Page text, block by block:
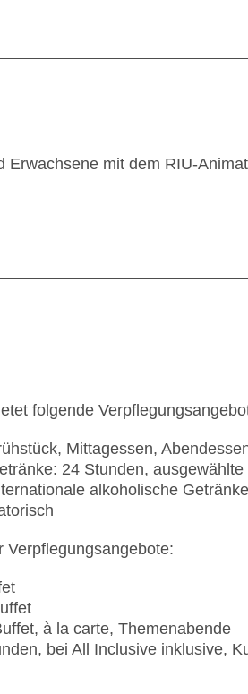
mit dem RIU-
folgende
Mittagessen,
24 Stunden,
alkoholische
Verpflegungsangebote:
à la carte, Themenabende
bei All Inclusive inklusive,